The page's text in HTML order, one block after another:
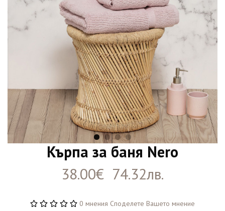
Кърпа за баня Nero
38.00€ 74.32лв.
0 мнения Споделете Вашето мнение